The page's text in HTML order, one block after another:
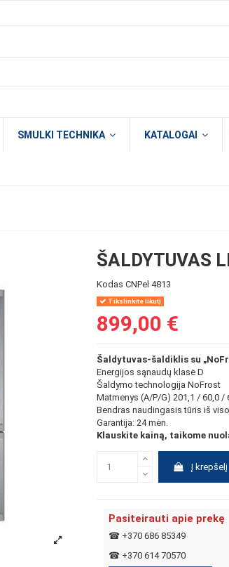
SMULKI TECHNIKA KATALOGAI
ŠALDYTUVAS
Kodas CNPel 4813
Tikslinkite likutį
899,00 €
Šaldytuvas-šaldiklis su
Energijos sąnaudų klasė D
Šaldymo technologija NoFrost
Matmenys (A/P/G) 201,1 / 60,0 /
Bendras naudingasis tūris iš viso
Garantija: 24 mėn.
Klauskite kainą, taikome
Į krepšelį
Pasiteirauti apie prekę
☎ +370 686 85349
☎ +370 614 70570